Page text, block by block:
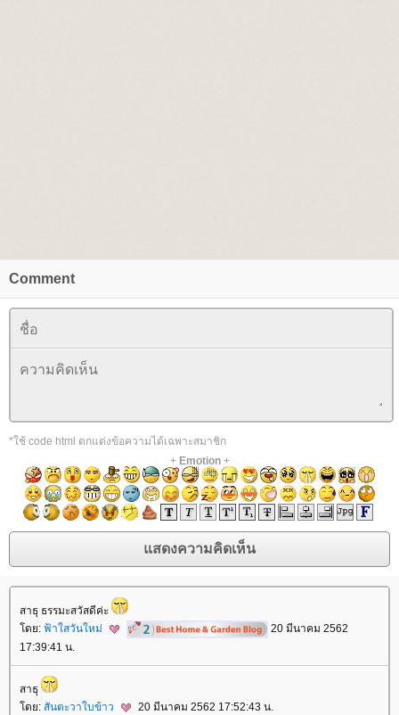
Comment
*ใช้ code html ตกแต่งข้อความได้เฉพาะสมาชิก
+ Emotion+
สาธุ ธรรมะสวัสดีค่ะ
ดย: ฟ้าใสวันใหม่
20 มีนาคม 2562
17:39:41 น.
สาธุ
ดย: สันตะวาใบข้าว 20 มีนาคม 2562 17:52:43 น.